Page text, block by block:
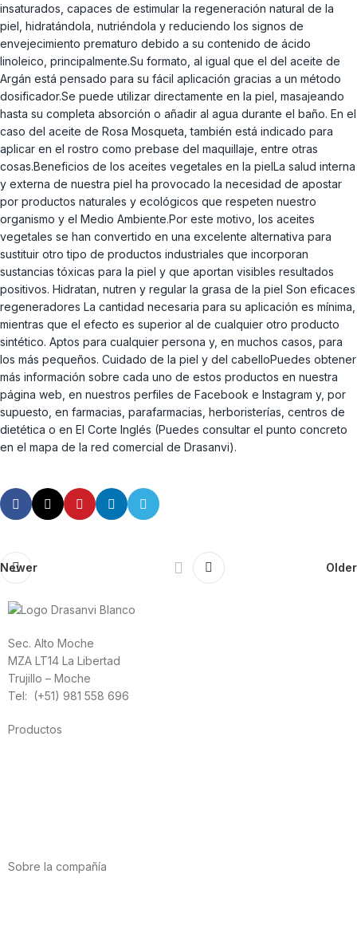
insaturados, capaces de estimular la regeneración natural de la
piel, hidratándola, nutriéndola y reduciendo los signos de
envejecimiento prematuro debido a su contenido de ácido
linoleico, principalmente.Su formato, al igual que el del aceite de
Argán está pensado para su fácil aplicación gracias a un método
dosificador.Se puede utilizar directamente en la piel, masajeando
hasta su completa absorción o añadir al agua durante el baño. En el
caso del aceite de Rosa Mosqueta, también está indicado para
aplicar en el rostro como prebase del maquillaje, entre otras
cosas.Beneficios de los aceites vegetales en la pielLa salud interna
y externa de nuestra piel ha provocado la necesidad de apostar
por productos naturales y ecológicos que respeten nuestro
organismo y el Medio Ambiente.Por este motivo, los aceites
vegetales se han convertido en una excelente alternativa para
sustituir otro tipo de productos industriales que incorporan
sustancias tóxicas para la piel y que aportan visibles resultados
positivos. Hidratan, nutren y regular la grasa de la piel Son eficaces
regeneradores La cantidad necesaria para su aplicación es mínima,
mientras que el efecto es superior al de cualquier otro producto
sintético. Aptos para cualquier persona y, en muchos casos, para
los más pequeños. Cuidado de la piel y del cabelloPuedes obtener
más información sobre cada uno de estos productos en nuestra
página web, en nuestros perfiles de Facebook e Instagram y, por
supuesto, en farmacias, parafarmacias, herboristerías, centros de
dietética o en El Corte Inglés (Puedes consultar el punto concreto
en el mapa de la red comercial de Drasanvi).
Newer Older
Sec. Alto Moche
MZA LT14 La Libertad
Trujillo – Moche
Tel: (+51) 981 558 696
Productos
Sobre la compañía